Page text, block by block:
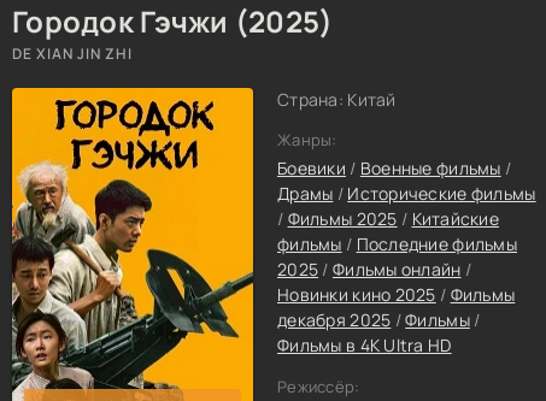
Городок Гэчжи (2025)
DE XIAN JIN ZHI
Страна: Китай
Жанры:
Боевики / Военные фильмы /
Драмы / Исторические фильмы
/ Фильмы 2025 / Китайские
фильмы / Последние фильмы
2025 / Фильмы онлайн /
Новинки кино 2025 / Фильмы
декабря 2025 /Фильмы/
Фильмы в 4K Ultra HD
Режиссёр: